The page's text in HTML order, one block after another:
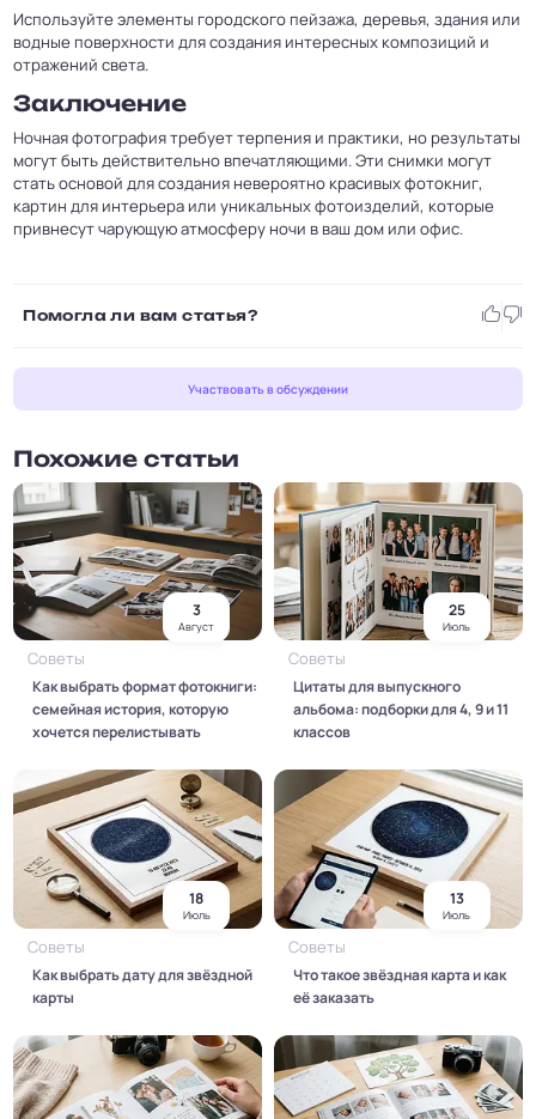
Используйте элементы городского пейзажа, деревья, здания или
водные поверхности для создания интересных композиций и
отражений света.
Заключение
Ночная фотография требует терпения и практики, но результаты
могут быть действительно впечатляющими. Эти снимки могут
стать основой для создания невероятно красивых фотокниг,
картин для интерьера или уникальных фотоизделий, которые
привнесут чарующую атмосферу ночи в ваш дом или офис.
Помогла ли вам статья?
Участвовать в обсуждении
Похожие статьи
3
Август
Советы
Как выбрать формат фотокниги:
семейная история, которую
хочется перелистывать
25
Июль
Советы
Цитаты для выпускного
альбома: подборки для 4, 9 и 11
классов
18
Июль
Советы
Как выбрать дату для звёздной
карты
13
Июль
Советы
Что такое звёздная карта и как
её заказать